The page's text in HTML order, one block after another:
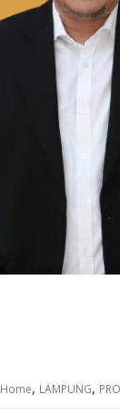
Home, LAMPUNG,